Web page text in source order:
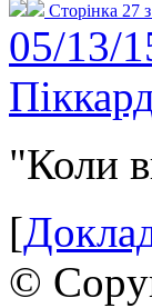
Сторінка 27
05/13/
"Коли
[
©